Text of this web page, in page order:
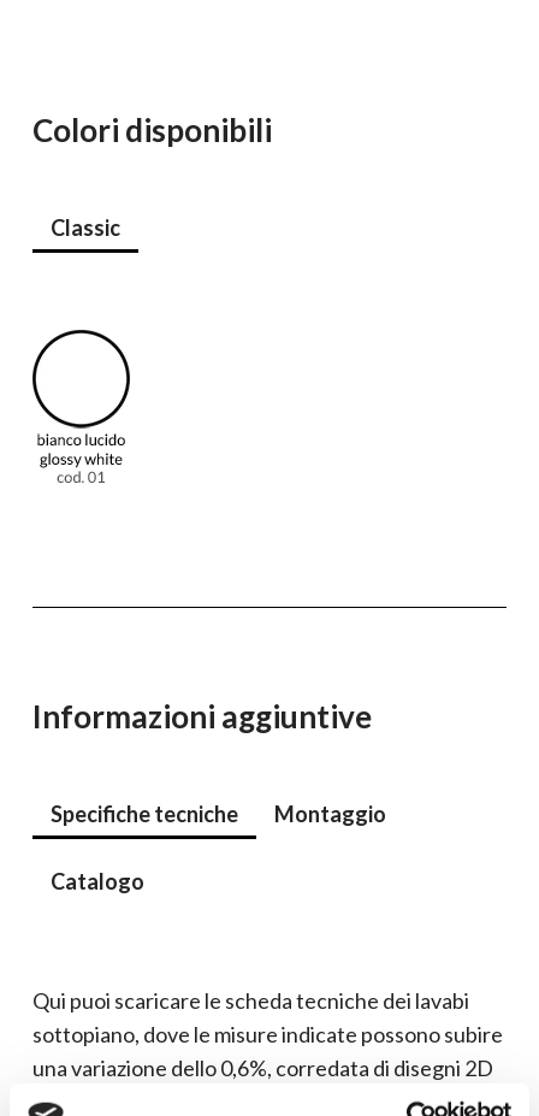
Colori disponibili
Classic
Informazioni aggiuntive
Specifiche tecniche Montaggio
Catalogo
Qui puoi scaricare le scheda tecniche dei lavabi
sottopiano, dove le misure indicate possono subire
una variazione dello 0,6%, corredata di disegni 2D
e 3D.